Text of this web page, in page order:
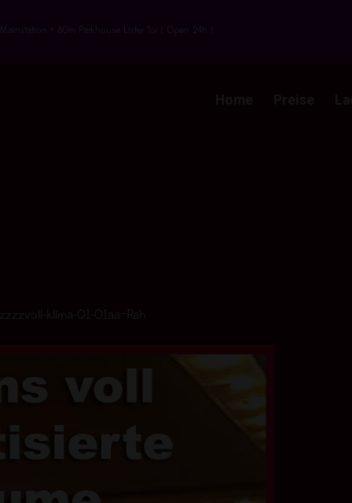
+ 80m Parkhouse Lister Tor ( Open 24h )
zzzzvoll-klima-01-01aa–Rah